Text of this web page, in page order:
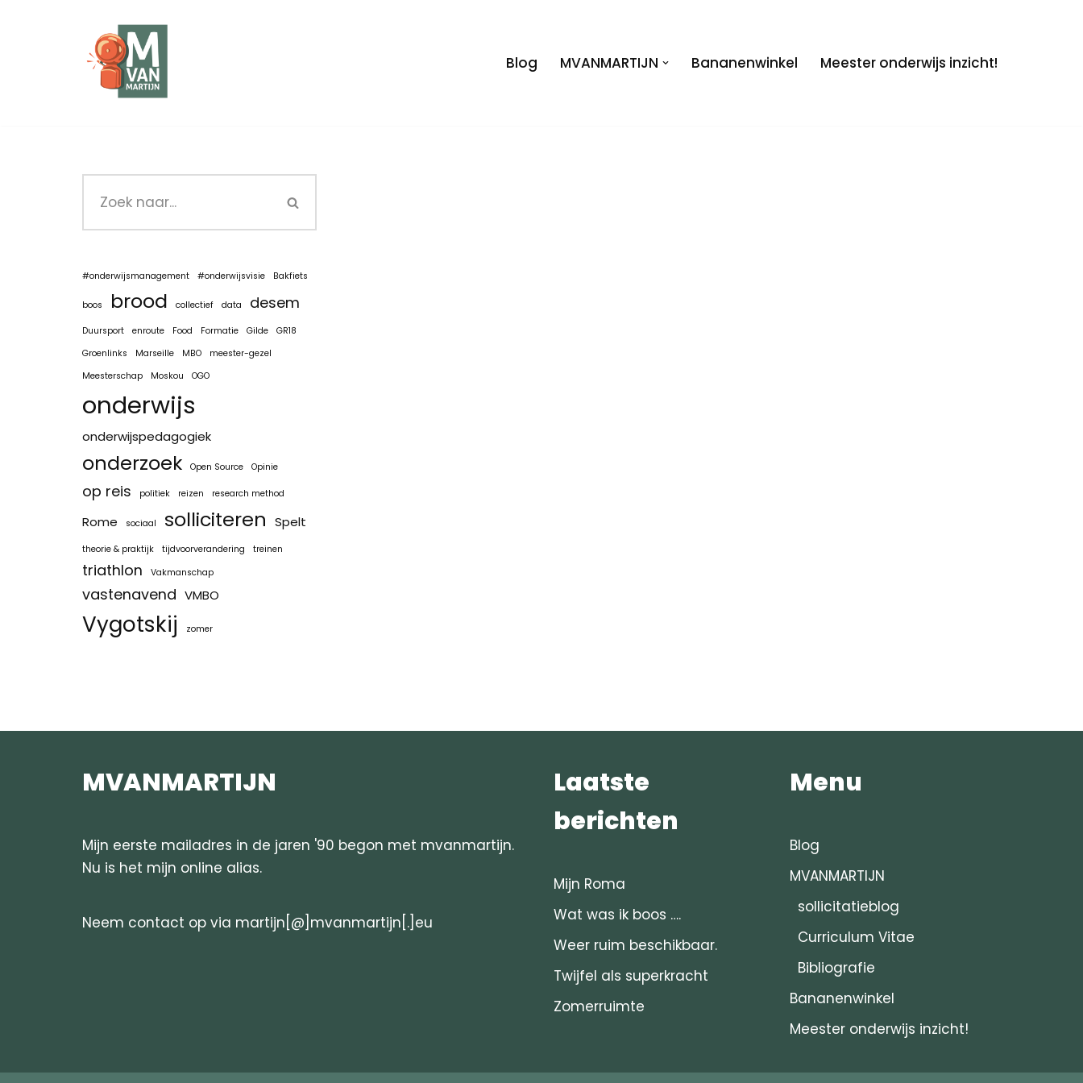
Blog MVANMARTIJN Bananenwinkel Meester onderwijs inzicht!
#onderwijsmanagement #onderwijsvisie Bakfiets
boos brood collectief data desem
Duursport enroute Food Formatie Gilde
GR18
Groenlinks
Marseille MBO
meester-gezel
Meesterschap
Moskou OGO
onderwijs
onderwijspedagogiek
onderzoek Open Source Opinie
op reis politiek reizen research method
Rome sociaal solliciteren Spelt
theorie & praktijk tijdvoorverandering treinen
triathlon Vakmanschap
vastenavend VMBO
Vygotskij zomer
MVANMARTIJN
Mijn eerste mailadres in de jaren '90 begon met mvanmartijn.
Nu is het mijn online alias.
Neem contact op via martijn[@]mvanmartijn[.]eu
Laatste
berichten
Mijn Roma
Wat was ik boos ….
Weer ruim beschikbaar.
Twijfel als superkracht
Zomerruimte
Menu
Blog
MVANMARTIJN
sollicitatieblog
Curriculum Vitae
Bibliografie
Bananenwinkel
Meester onderwijs inzicht!